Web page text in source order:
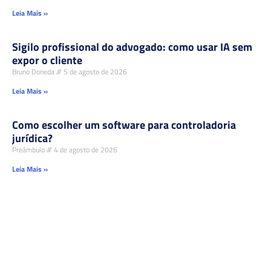
Leia Mais »
Sigilo profissional do advogado: como usar IA sem
expor o cliente
Bruno Doneda
5 de agosto de 2026
Leia Mais »
Como escolher um software para controladoria
jurídica?
Preâmbulo
4 de agosto de 2026
Leia Mais »